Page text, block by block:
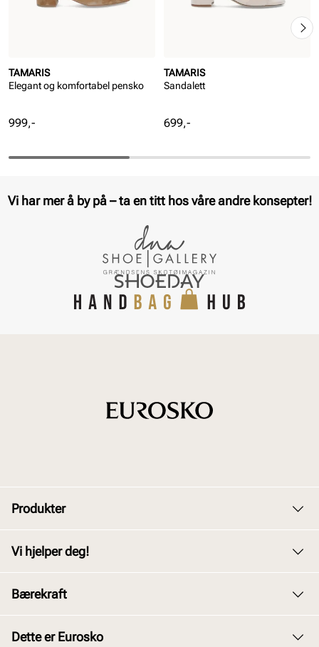
TAMARIS
Elegant og komfortabel pensko
Pris
999,-
TAMARIS
Sandalett
Pris
699,-
Vi har mer å by på – ta en titt hos våre andre konsepter!
Produkter
Barn
Vi hjelper deg!
Kjøpsbetingelser
Bærekraft
Dette er Eurosko